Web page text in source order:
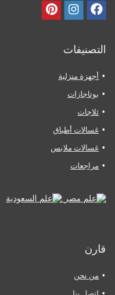
التصنيفات
أجهزة منزلية
بوتاجازات
ثلاجات
غسالات أطباق
غسالات ملابس
مراجعات
قارن
من نحن